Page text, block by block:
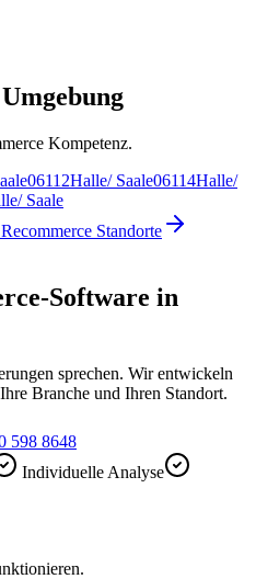
Kompetenz.
06112Halle/ Saale06114Halle/
Saale
Recommerce Standorte
Software in
sprechen. Wir entwickeln
Branche und Ihren Standort.
598 8648
Individuelle Analyse